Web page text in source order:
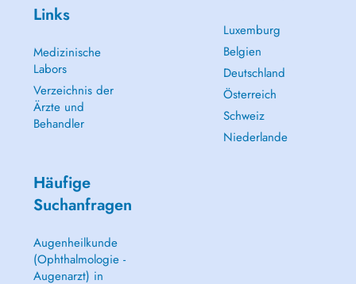
Links
Medizinische
Labors
Verzeichnis der
Ärzte und
Behandler
Luxemburg
Belgien
Deutschland
Österreich
Schweiz
Niederlande
Häufige
Suchanfragen
Augenheilkunde
(Ophthalmologie -
Augenarzt) in